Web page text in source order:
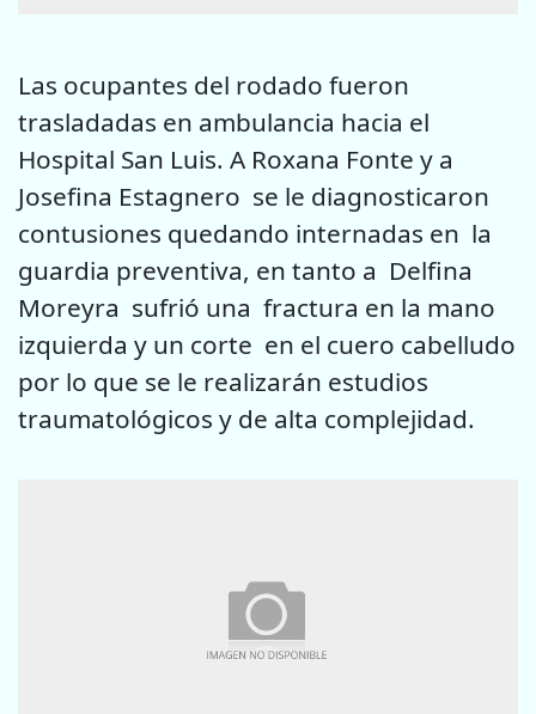
Las ocupantes del rodado fueron
trasladadas en ambulancia hacia el
Hospital San Luis. A Roxana Fonte y a
Josefina Estagnero se le diagnosticaron
contusiones quedando internadas en la
guardia preventiva, en tanto a Delfina
Moreyra sufrió una fractura en la mano
izquierda y un corte en el cuero cabelludo
por lo que se le realizarán estudios
traumatológicos y de alta complejidad.